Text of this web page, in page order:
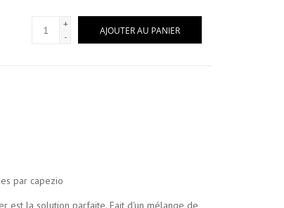
+
-
AJOUTER AU PANIER
par capezio
est la solution parfaite. Fait d'un mélange de